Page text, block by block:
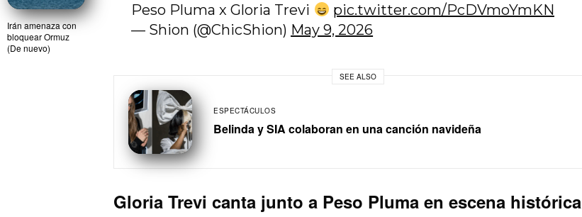
Irán amenaza con
bloquear Ormuz
(De nuevo)
Peso Pluma x Gloria Trevi
pic.twitter.com/PcDVmoYmKN
— Shion (@ChicShion) May 9, 2026
SEE ALSO
ESPECTÁCULOS
Belinda y SIA colaboran en una canción navideña
Gloria Trevi canta junto a Peso Pluma en escena histórica